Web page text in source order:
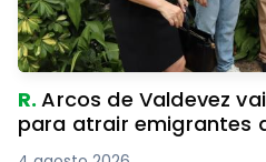
R.Arcos de Valdevez
para atrair emigrantes